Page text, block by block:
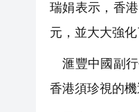
瑞娟表示，香
元，並大大強
滙豐中國副行
香港須珍視的機